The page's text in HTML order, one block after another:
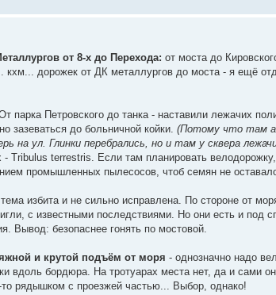
от 8-х до Перехода: от моста до
дорожек от ДК металлургов до моста - я ещё
парка Петровского до танка - наставили лежачих
зазеваться до больничной койки. (Потому что там
на ул. Глинки перебрались, но и там у сквера
- Tribulus terrestris. Если там планировать
промышленных пылесосов, чтоб семян не
избита и не сильно исправлена. По стороне от
с известными последствиями. Но они есть и под
Вывод: безопаснее гонять по мостовой.
и крутой подъём от моря - однозначно надо
вдоль бордюра. На тротуарах места нет, да и сами
то рядышком с проезжей частью... Выбор, однако!